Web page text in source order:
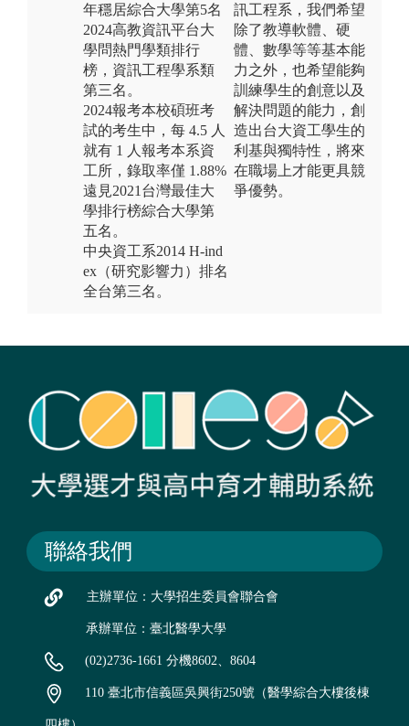
年穩居綜合大學第5名
2024高教資訊平台大
學問熱門學類排行
榜，資訊工程學系類
第三名。
2024報考本校碩班考
試的考生中，每 4.5 人
就有 1 人報考本系資
工所，錄取率僅 1.88%
遠見2021台灣最佳大
學排行榜綜合大學第
五名。
中央資工系2014 H-ind
ex（研究影響力）排名
全台第三名。
訊工程系，我們希望
除了教導軟體、硬
體、數學等等基本能
力之外，也希望能夠
訓練學生的創意以及
解決問題的能力，創
造出台大資工學生的
利基與獨特性，將來
在職場上才能更具競
爭優勢。
聯絡我們
主辦單位：大學招生委員會聯合會
承辦單位：臺北醫學大學
(02)2736-1661 分機8602、8604
110 臺北市信義區吳興街250號（醫學綜合大樓後棟